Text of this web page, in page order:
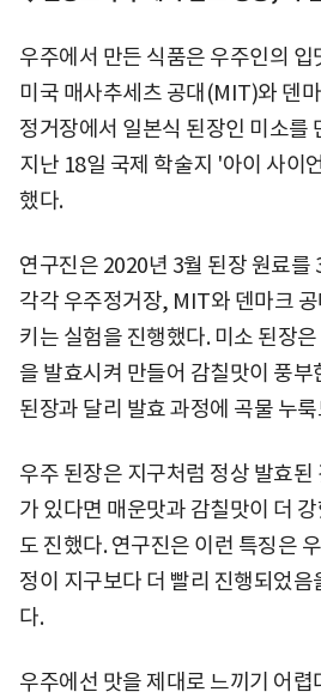
우주에서 만든 식품은 우주인의
미국 매사추세츠 공대(MIT)와 덴
정거장에서 일본식 된장인 미소를
지난 18일 국제 학술지 '아이 사이
했다.
연구진은 2020년 3월 된장 원료를
각각 우주정거장, MIT와 덴마크
키는 실험을 진행했다. 미소 된장
을 발효시켜 만들어 감칠맛이 풍부
된장과 달리 발효 과정에 곡물 누
우주 된장은 지구처럼 정상 발효된
가 있다면 매운맛과 감칠맛이 더
도 진했다. 연구진은 이런 특징은
정이 지구보다 더 빨리 진행되었
다.
우주에선 맛을 제대로 느끼기 어